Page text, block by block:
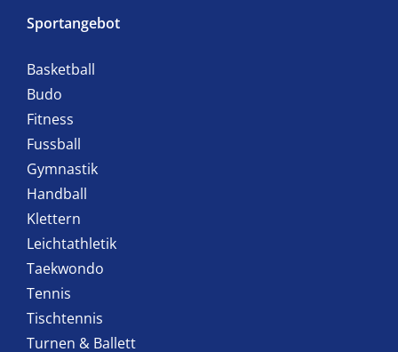
Sportangebot
Basketball
Budo
Fitness
Fussball
Gymnastik
Handball
Klettern
Leichtathletik
Taekwondo
Tennis
Tischtennis
Turnen & Ballett